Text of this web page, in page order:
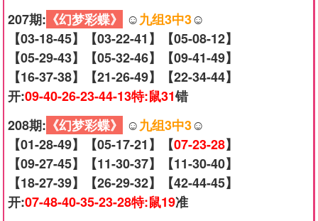
207期: 《幻梦彩蝶》 ☺️九组3中3☺️
【03-18-45】【03-22-41】【05-08-12】
【05-29-43】【05-32-46】【09-41-49】
【16-37-38】【21-26-49】【22-34-44】
开:09-40-26-23-44-13特:鼠31错
208期: 《幻梦彩蝶》 ☺️九组3中3☺️
【01-28-49】【05-17-21】【07-23-28】
【09-27-45】【11-30-37】【11-30-40】
【18-27-39】【26-29-32】【42-44-45】
开:07-48-40-35-23-28特:鼠19准